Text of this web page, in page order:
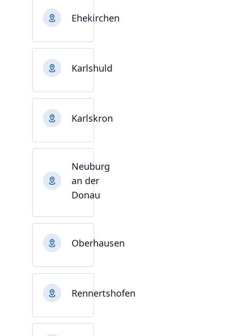
Ehekirchen
Karlshuld
Karlskron
Neuburg
an der
Donau
Oberhausen
Rennertshofen